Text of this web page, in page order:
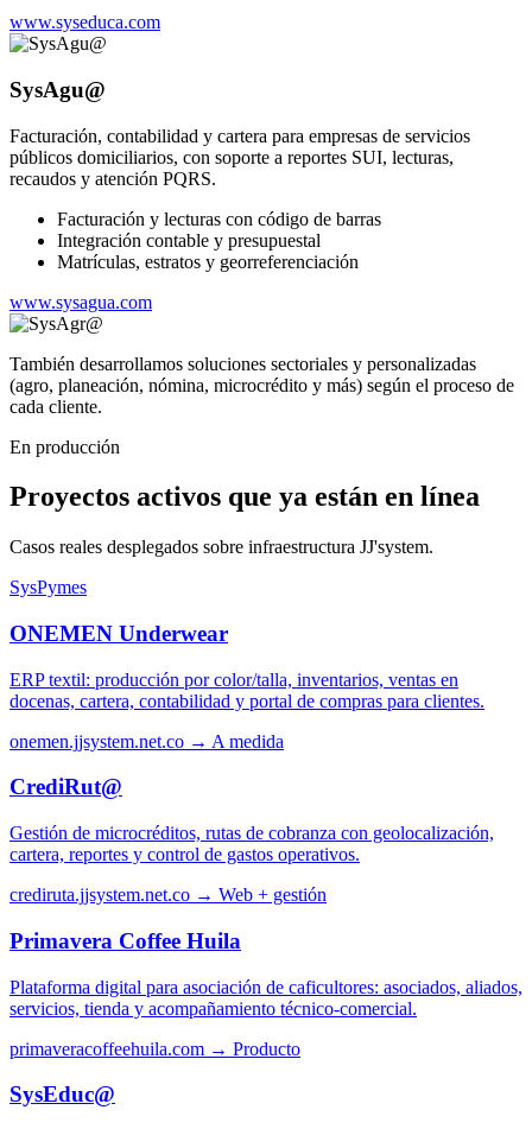
www.syseduca.com
SysAgu@
Facturación, contabilidad y cartera para empresas de servicios
públicos domiciliarios, con soporte a reportes SUI, lecturas,
recaudos y atención PQRS.
Facturación y lecturas con código de barras
Integración contable y presupuestal
Matrículas, estratos y georreferenciación
www.sysagua.com
También desarrollamos soluciones sectoriales y personalizadas
(agro, planeación, nómina, microcrédito y más) según el proceso de
cada cliente.
En producción
Proyectos activos que ya están en línea
Casos reales desplegados sobre infraestructura JJ'system.
SysPymes
ONEMEN Underwear
ERP textil: producción por color/talla, inventarios, ventas en
docenas, cartera, contabilidad y portal de compras para clientes.
onemen.jjsystem.net.co → A medida
CrediRut@
Gestión de microcréditos, rutas de cobranza con geolocalización,
cartera, reportes y control de gastos operativos.
crediruta.jjsystem.net.co → Web + gestión
Primavera Coffee Huila
Plataforma digital para asociación de caficultores: asociados, aliados,
servicios, tienda y acompañamiento técnico-comercial.
primaveracoffeehuila.com → Producto
SysEduc@